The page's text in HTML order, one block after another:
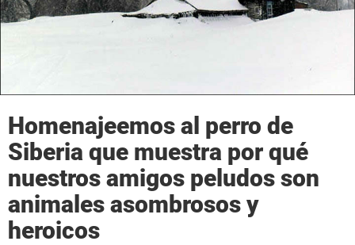
Homenajeemos al perro de
Siberia que muestra por qué
nuestros amigos peludos son
animales asombrosos y
heroicos